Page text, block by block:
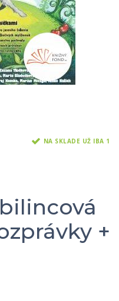
NA SKLADE UŽ IBA 1
+